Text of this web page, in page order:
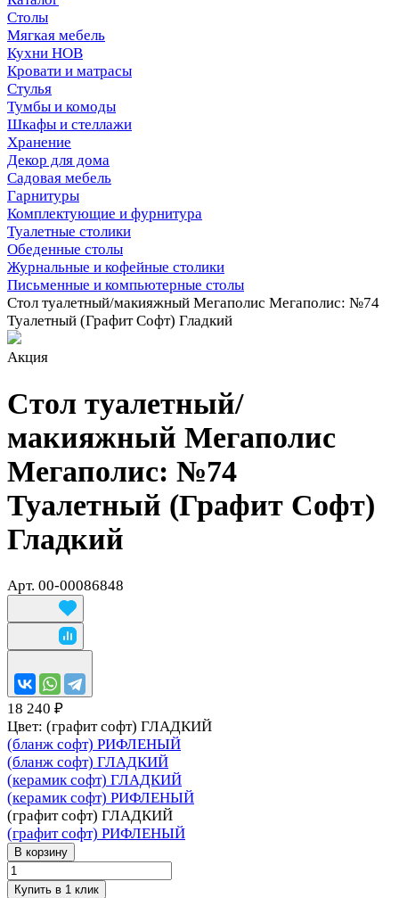
Столы
Мягкая мебель
Кухни НОВ
Кровати и матрасы
Стулья
Тумбы и комоды
Шкафы и стеллажи
Хранение
Декор для дома
Садовая мебель
Гарнитуры
Комплектующие и фурнитура
Туалетные столики
Обеденные столы
Журнальные и кофейные столики
Письменные и компьютерные столы
Стол туалетный/макияжный Мегаполис Мегаполис: №74
Туалетный (Графит Софт) Гладкий
Акция
Стол туалетный/
макияжный Мегаполис
Мегаполис: №74
Туалетный (Графит Софт)
Гладкий
Арт. 00-00086848
18 240 ₽
Цвет: (графит софт) ГЛАДКИЙ
(бланж софт) РИФЛЕНЫЙ
(бланж софт) ГЛАДКИЙ
(керамик софт) ГЛАДКИЙ
(керамик софт) РИФЛЕНЫЙ
(графит софт) ГЛАДКИЙ
(графит софт) РИФЛЕНЫЙ
В корзину
Купить в 1 клик